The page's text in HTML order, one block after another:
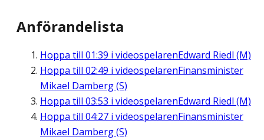
Anförandelista
Hoppa till 01:39 i videospelarenEdward Riedl (M)
Hoppa till 02:49 i videospelarenFinansminister
Mikael Damberg (S)
Hoppa till 03:53 i videospelarenEdward Riedl (M)
Hoppa till 04:27 i videospelarenFinansminister
Mikael Damberg (S)